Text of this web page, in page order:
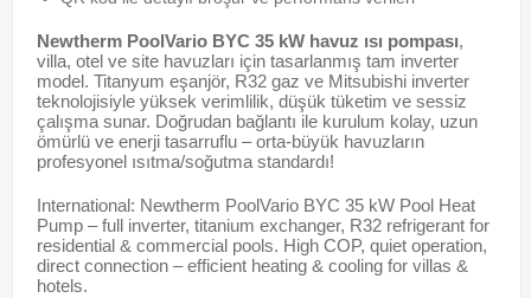
Newtherm PoolVario BYC 35 kW havuz ısı pompası,
villa, otel ve site havuzları için tasarlanmış tam inverter
model. Titanyum eşanjör, R32 gaz ve Mitsubishi inverter
teknolojisiyle yüksek verimlilik, düşük tüketim ve sessiz
çalışma sunar. Doğrudan bağlantı ile kurulum kolay, uzun
ömürlü ve enerji tasarruflu – orta-büyük havuzların
profesyonel ısıtma/soğutma standardı!
International: Newtherm PoolVario BYC 35 kW Pool Heat
Pump – full inverter, titanium exchanger, R32 refrigerant for
residential & commercial pools. High COP, quiet operation,
direct connection – efficient heating & cooling for villas &
hotels.